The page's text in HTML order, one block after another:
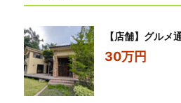
【店舗】グルメ
30万円